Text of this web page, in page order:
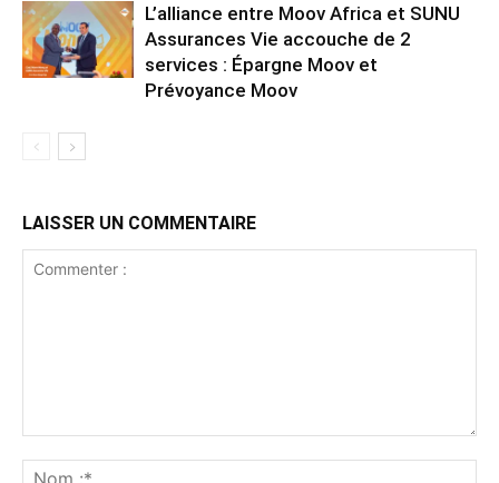
L’alliance entre Moov Africa et SUNU
Assurances Vie accouche de 2
services : Épargne Moov et
Prévoyance Moov
LAISSER UN COMMENTAIRE